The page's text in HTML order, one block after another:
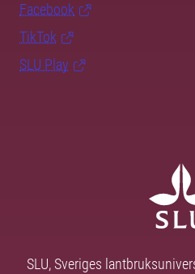
Facebook
TikTok
SLU Play
SLU, Sveriges